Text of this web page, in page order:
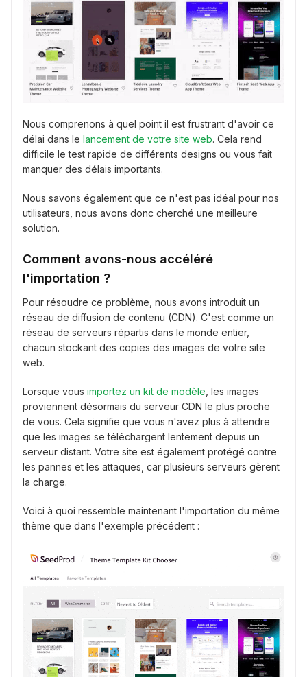
Nous comprenons à quel point il est frustrant d'avoir ce
délai dans le lancement de votre site web. Cela rend
difficile le test rapide de différents designs ou vous fait
manquer des délais importants.
Nous savons également que ce n'est pas idéal pour nos
utilisateurs, nous avons donc cherché une meilleure
solution.
Comment avons-nous accéléré
l'importation ?
Pour résoudre ce problème, nous avons introduit un
réseau de diffusion de contenu (CDN). C'est comme un
réseau de serveurs répartis dans le monde entier,
chacun stockant des copies des images de votre site
web.
Lorsque vous importez un kit de modèle , les images
proviennent désormais du serveur CDN le plus proche
de vous. Cela signifie que vous n'avez plus à attendre
que les images se téléchargent lentement depuis un
serveur distant. Votre site est également protégé contre
les pannes et les attaques, car plusieurs serveurs gèrent
la charge.
Voici à quoi ressemble maintenant l'importation du même
thème que dans l'exemple précédent :